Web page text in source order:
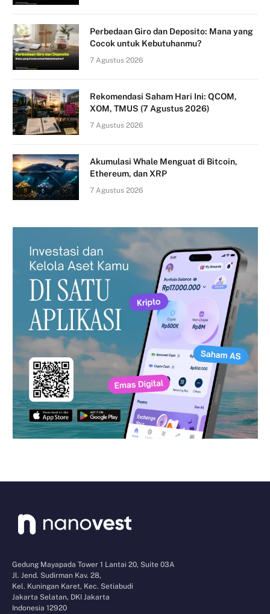
Perbedaan Giro dan Deposito: Mana yang
Cocok untuk Kebutuhanmu?
7 Agustus 2026
Rekomendasi Saham Hari Ini: QCOM,
XOM, TMUS (7 Agustus 2026)
7 Agustus 2026
Akumulasi Whale Menguat di Bitcoin,
Ethereum, dan XRP
7 Agustus 2026
Gedung Mayapada Tower 1 Lantai 20, Suite 03A
Jl. Jend. Sudirman Kav. 28,
Kel. Kuningan Karet, Kec. Setiabudi
Jakarta Selatan, DKI Jakarta
Indonesia 12920